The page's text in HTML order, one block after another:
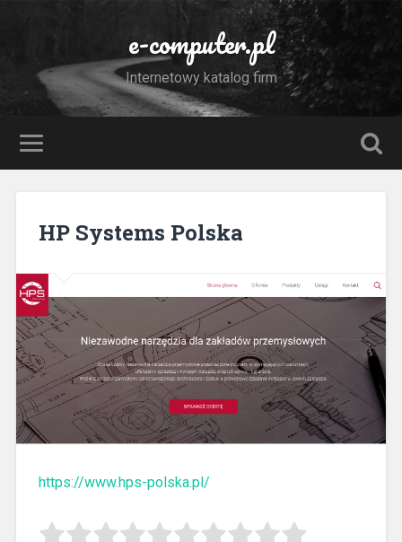
e-computer.pl
Internetowy katalog firm
HP Systems Polska
https://www.hps-polska.pl/